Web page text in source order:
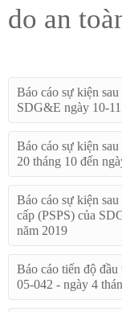
do an
Báo cáo sự kiện
SDG&E ngày 10-
Báo cáo sự kiện
20 tháng 10 đến
Báo cáo sự kiện
cấp (PSPS) của
năm 2019
Báo cáo tiến độ
05-042 - ngày 4